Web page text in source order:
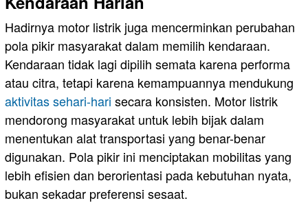
Hadirnya motor listrik juga mencerminkan perubahan
pola pikir masyarakat dalam memilih kendaraan.
Kendaraan tidak lagi dipilih semata karena performa
atau citra, tetapi karena kemampuannya mendukung
aktivitas sehari-hari secara konsisten. Motor listrik
mendorong masyarakat untuk lebih bijak dalam
menentukan alat transportasi yang benar-benar
digunakan. Pola pikir ini menciptakan mobilitas yang
lebih efisien dan berorientasi pada kebutuhan nyata,
bukan sekadar preferensi sesaat.